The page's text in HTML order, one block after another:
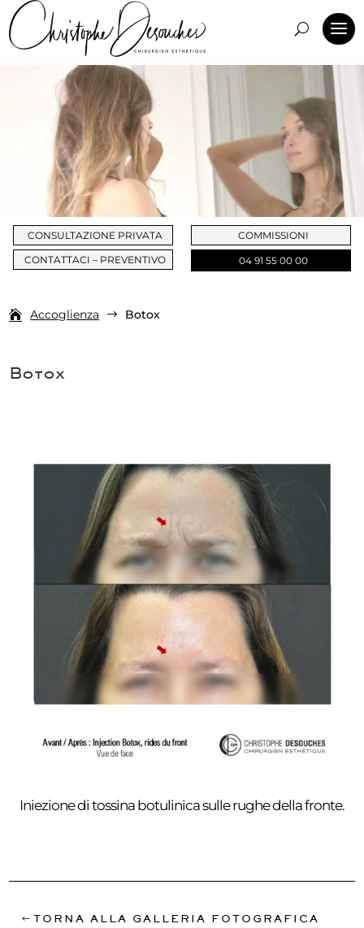
CONSULTAZIONE PRIVATA
CONTATTACI – PREVENTIVO
COMMISSIONI
04 91 55 00 00
Accoglienza $ Botox
Botox
Iniezione di tossina botulinica sulle rughe della fronte.
TORNA ALLA GALLERIA FOTOGRAFICA